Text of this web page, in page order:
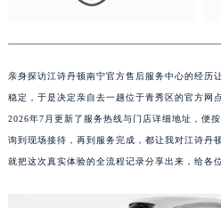
亲身探访江诗丹顿南宁官方售后服务中心的经历
稳定，于是决定亲自去一趟位于青秀区的官方网
2026年7月更新了服务热线与门店详细地址，便
询到现场接待，再到服务完成，都让我对江诗丹
就把这次真实体验的全流程记录分享出来，给各